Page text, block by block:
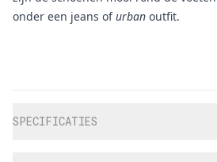
onder een jeans ofurban outfit.
SPECIFICATIES